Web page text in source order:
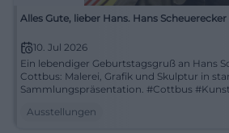
Alles Gute, lieber Hans. Hans
10. Jul 2026
Ein lebendiger Geburtstagsgruß an Hans
Cottbus: Malerei, Grafik und Skulptur in
Sammlungspräsentation. #Cottbus #Kunst
Ausstellungen